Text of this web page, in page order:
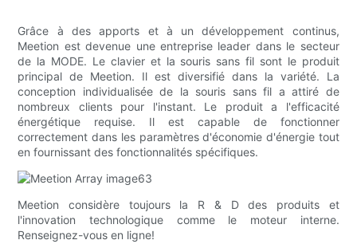
Grâce à des apports et à un développement continus,
Meetion est devenue une entreprise leader dans le secteur
de la MODE. Le clavier et la souris sans fil sont le produit
principal de Meetion. Il est diversifié dans la variété. La
conception individualisée de la souris sans fil a attiré de
nombreux clients pour l'instant. Le produit a l'efficacité
énergétique requise. Il est capable de fonctionner
correctement dans les paramètres d'économie d'énergie tout
en fournissant des fonctionnalités spécifiques.
Meetion considère toujours la R & D des produits et
l'innovation technologique comme le moteur interne.
Renseignez-vous en ligne!